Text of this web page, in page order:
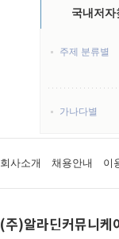
국내저자
주제 분류별
가나다별
회사소개 채용안내 이
(주)알라딘커뮤니케